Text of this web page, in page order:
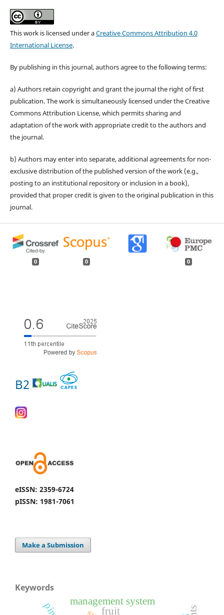
This work is licensed under aCreative Commons Attribution 4.0
International License.
By publishing in this journal, authors agree to the following terms:
a) Authors retain copyright and grant the journal the right of first
publication. The work is simultaneously licensed under the Creative
Commons Attribution License, which permits sharing and
adaptation of the work with appropriate credit to the authors and
the journal.
b) Authors may enter into separate, additional agreements for non-
exclusive distribution of the published version of the work (e.g.,
posting to an institutional repository or inclusion in a book),
provided that proper credit is given to the original publication in this
journal.
0 0 0
B2
eISSN: 2359-6724
pISSN: 1981-7061
Make a Submission
Keywords
fruit
management system